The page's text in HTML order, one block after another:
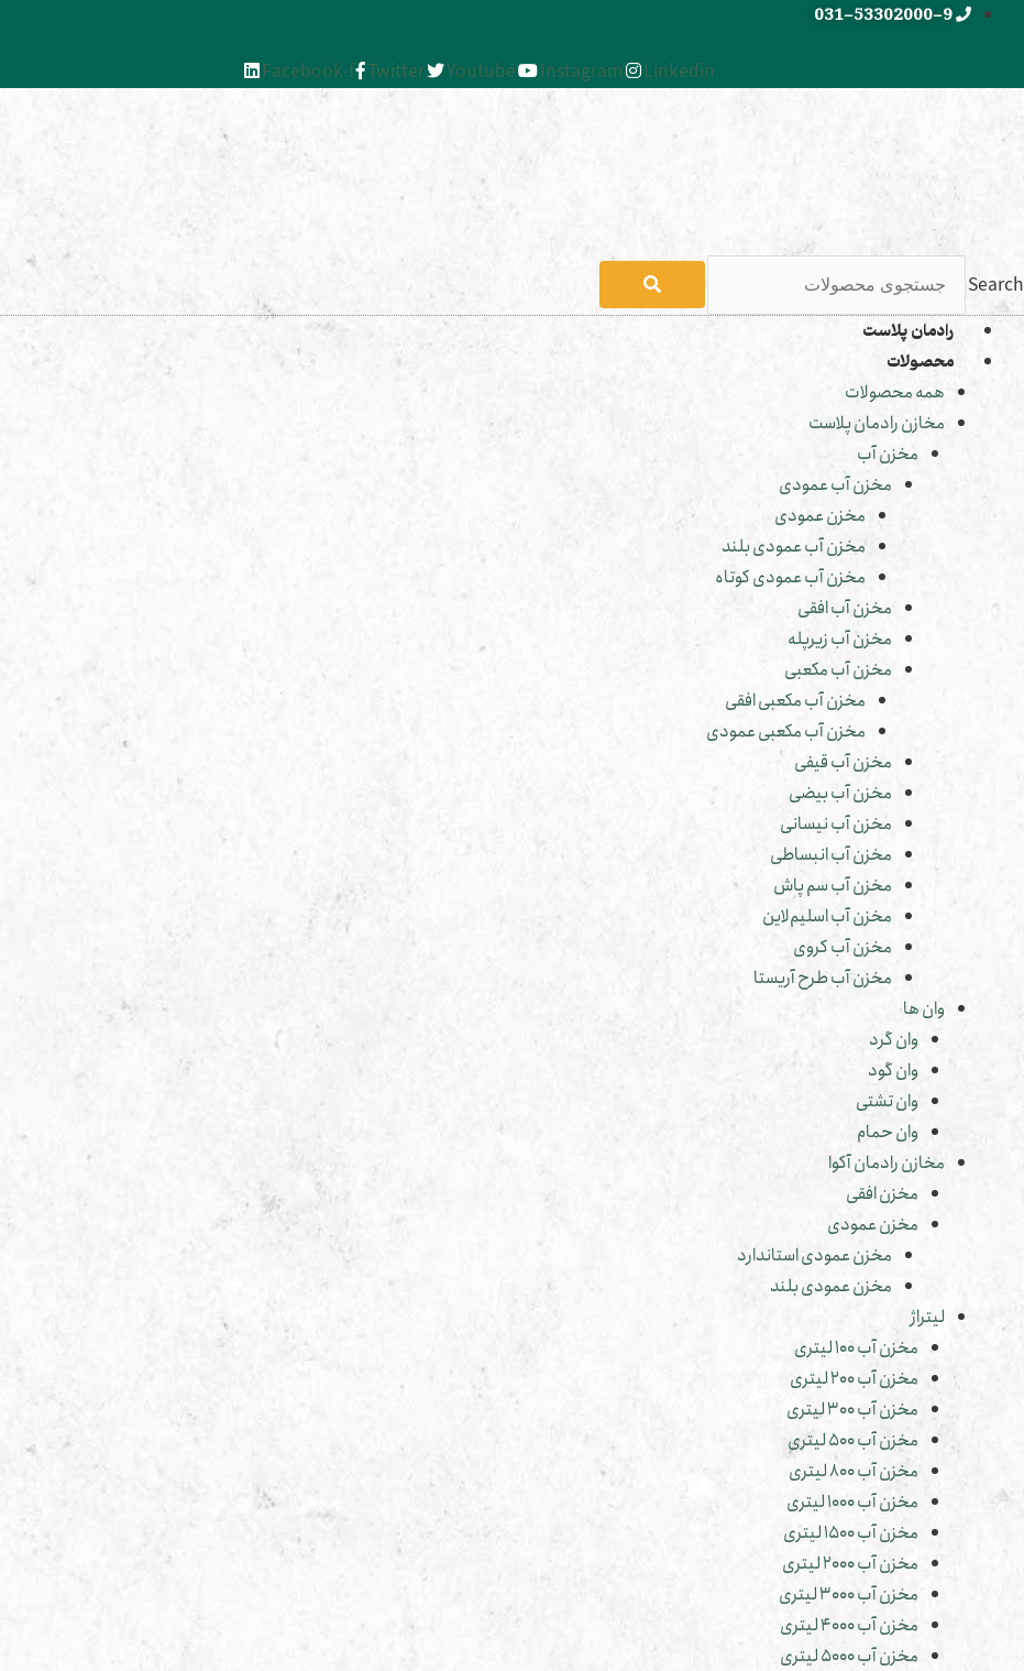
031-53302000-9
Facebook-f Twitter Youtube Instagram Linkedin
Search
رادمان پلاست
محصولات
همه محصولات
مخازن رادمان پلاست
مخزن آب
مخزن آب عمودی
مخزن عمودی
مخزن آب عمودی بلند
مخزن آب عمودی کوتاه
مخزن آب افقی
مخزن آب زیرپله
مخزن آب مکعبی
مخزن آب مکعبی افقی
مخزن آب مکعبی عمودی
مخزن آب قیفی
مخزن آب بیضی
مخزن آب نیسانی
مخزن آب انبساطی
مخزن آب سم پاش
مخزن آب اسلیم‌لاین
مخزن آب کروی
مخزن آب طرح آریستا
وان ها
وان گرد
وان گود
وان تشتی
وان حمام
مخازن رادمان آکوا
مخزن افقی
مخزن عمودی
مخزن عمودی استاندارد
مخزن عمودی بلند
لیتراژ
مخزن آب 100 لیتری
مخزن آب 200 لیتری
مخزن آب 300 لیتری
مخزن آب 500 لیتری
مخزن آب 800 لیتری
مخزن آب 1000 لیتری
مخزن آب 1500 لیتری
مخزن آب 2000 لیتری
مخزن آب 3000 لیتری
مخزن آب 4000 لیتری
مخزن آب 5000 لیتری